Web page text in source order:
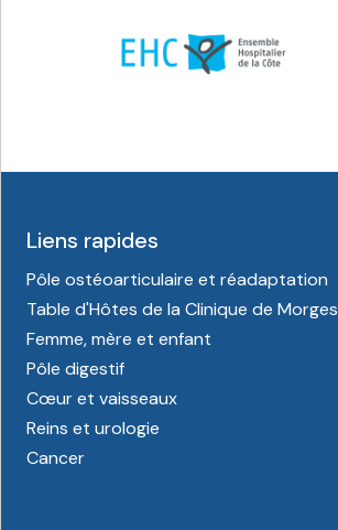
Liens rapides
Pôle ostéoarticulaire et réadaptation
Table d'Hôtes de la Clinique de Morges
Femme, mère et enfant
Pôle digestif
Cœur et vaisseaux
Reins et urologie
Cancer